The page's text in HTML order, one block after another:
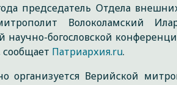
председатель Отдела
Волоколамский
богословской
сообщает Патриархия.ru.
организуется Верийской